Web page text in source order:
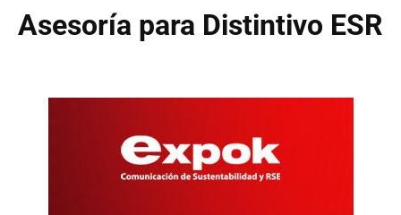
Asesoría para Distintivo ESR